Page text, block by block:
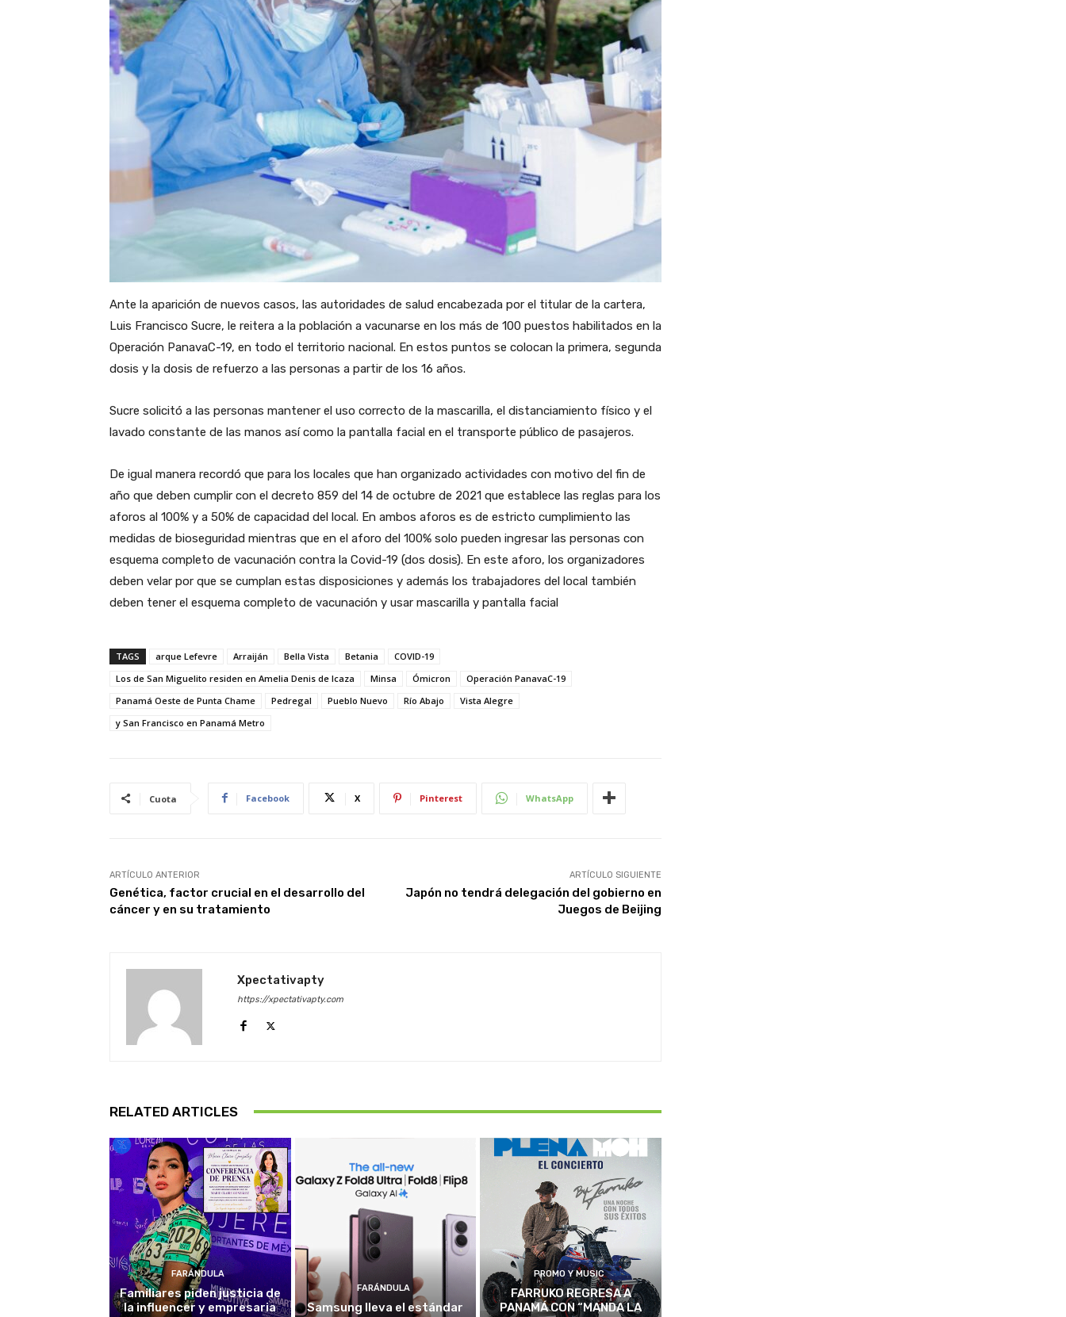
Ante la aparición de nuevos casos, las autoridades de salud encabezada por el titular de la cartera,
Luis Francisco Sucre, le reitera a la población a vacunarse en los más de 100 puestos habilitados en la
Operación PanavaC-19, en todo el territorio nacional. En estos puntos se colocan la primera, segunda
dosis y la dosis de refuerzo a las personas a partir de los 16 años.
Sucre solicitó a las personas mantener el uso correcto de la mascarilla, el distanciamiento físico y el
lavado constante de las manos así como la pantalla facial en el transporte público de pasajeros.
De igual manera recordó que para los locales que han organizado actividades con motivo del fin de
año que deben cumplir con el decreto 859 del 14 de octubre de 2021 que establece las reglas para los
aforos al 100% y a 50% de capacidad del local. En ambos aforos es de estricto cumplimiento las
medidas de bioseguridad mientras que en el aforo del 100% solo pueden ingresar las personas con
esquema completo de vacunación contra la Covid-19 (dos dosis). En este aforo, los organizadores
deben velar por que se cumplan estas disposiciones y además los trabajadores del local también
deben tener el esquema completo de vacunación y usar mascarilla y pantalla facial
TAGS arque Lefevre Arraiján Bella Vista Betania
COVID-19
Los de San Miguelito residen en Amelia Denis de Icaza
Minsa Ómicron
Operación PanavaC-19
Panamá Oeste de Punta Chame
Pedregal Pueblo Nuevo Río Abajo
Vista Alegre
y San Francisco en Panamá Metro
Cuota Facebook X Pinterest WhatsApp
ARTÍCULO ANTERIOR
Genética, factor crucial en el desarrollo del
cáncer y en su tratamiento
ARTÍCULO SIGUIENTE
Japón no tendrá delegación del gobierno en
Juegos de Beijing
Xpectativapty
https://xpectativapty.com
RELATED ARTICLES
FARÁNDULA
Familiares piden justicia de
la influencer y empresaria
FARÁNDULA
Samsung lleva el estándar
PROMO Y MUSIC
FARRUKO REGRESA A
PANAMÁ CON “MANDA LA